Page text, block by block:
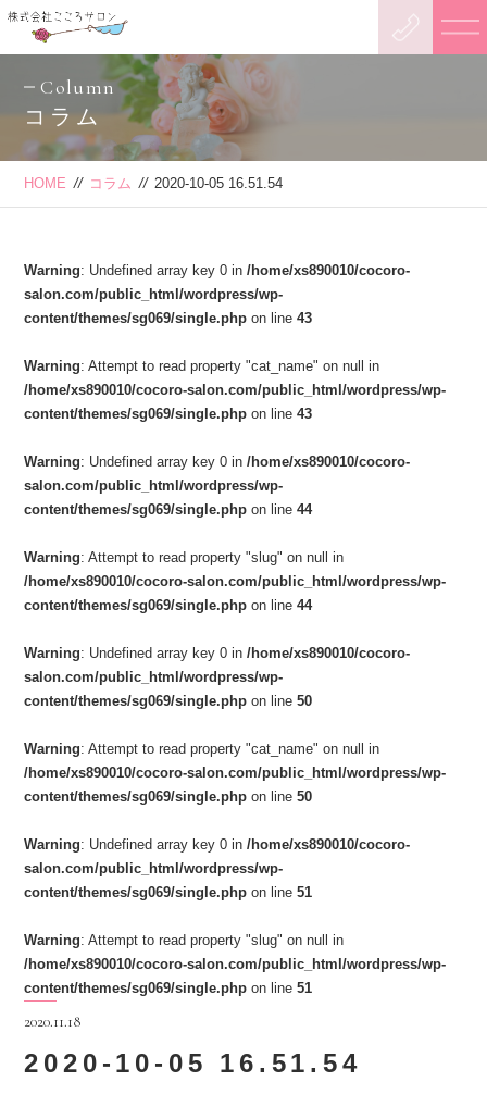
Column
コラム
HOME // コラム // 2020-10-05 16.51.54
Warning: Undefined array key 0 in/home/xs890010/cocoro-
salon.com/public_html/wordpress/wp-
content/themes/sg069/single.php on line43
Warning: Attempt to read property "cat_name" on null in
/home/xs890010/cocoro-salon.com/public_html/wordpress/wp-
content/themes/sg069/single.php on line43
Warning: Undefined array key 0 in/home/xs890010/cocoro-
salon.com/public_html/wordpress/wp-
content/themes/sg069/single.php on line44
Warning: Attempt to read property "slug" on null in
/home/xs890010/cocoro-salon.com/public_html/wordpress/wp-
content/themes/sg069/single.php on line44
Warning: Undefined array key 0 in/home/xs890010/cocoro-
salon.com/public_html/wordpress/wp-
content/themes/sg069/single.php on line50
Warning: Attempt to read property "cat_name" on null in
/home/xs890010/cocoro-salon.com/public_html/wordpress/wp-
content/themes/sg069/single.php on line50
Warning: Undefined array key 0 in/home/xs890010/cocoro-
salon.com/public_html/wordpress/wp-
content/themes/sg069/single.php on line51
Warning: Attempt to read property "slug" on null in
/home/xs890010/cocoro-salon.com/public_html/wordpress/wp-
content/themes/sg069/single.php on line51
2020.11.18
2020-10-05 16.51.54